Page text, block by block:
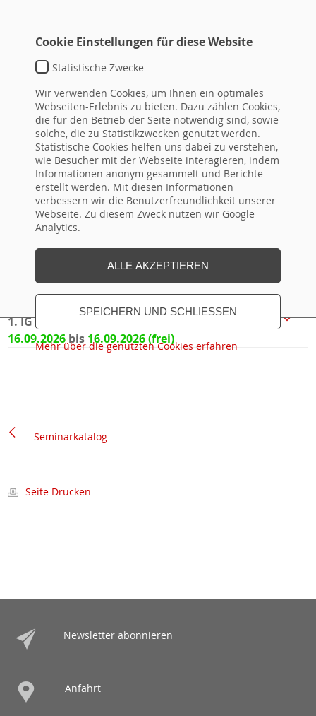
WAHLVORSTANDSSCHULUNG JAV-
WAHLEN 2026 IN BAYERN
ZIELGRUPPE / TEILNEHMER
ZIELE / INHALTE
HINWEISE
SEMINARTERMIN(E)
1. IG Bau Haus München
16.09.2026bis 16.09.2026
Seminarkatalog
Seite Drucken
Newsletter abonnieren
Anfahrt
Cookie Einstellungen für diese Website
Statistische Zwecke
Wir verwenden Cookies, um Ihnen ein optimales
Webseiten-Erlebnis zu bieten. Dazu zählen Cookies,
die für den Betrieb der Seite notwendig sind, sowie
solche, die zu Statistikzwecken genutzt werden.
Statistische Cookies helfen uns dabei zu verstehen,
wie Besucher mit der Webseite interagieren, indem
Informationen anonym gesammelt und Berichte
erstellt werden. Mit diesen Informationen
verbessern wir die Benutzerfreundlichkeit unserer
Webseite. Zu diesem Zweck nutzen wir Google
Analytics.
ALLE AKZEPTIEREN
SPEICHERN UND SCHLIESSEN
Mehr über die genutzten Cookies erfahren